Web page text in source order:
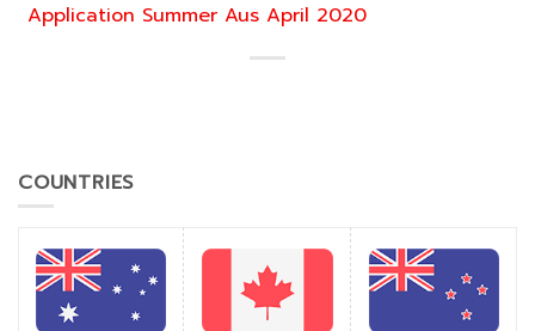
Application Summer Aus April 2020
COUNTRIES